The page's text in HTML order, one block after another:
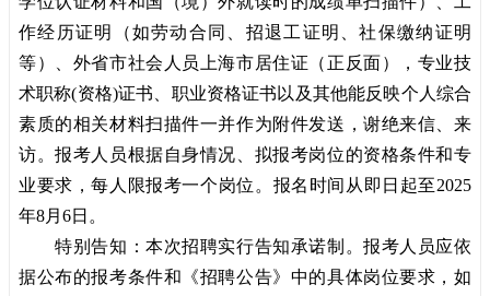
作经历证明（如劳动合同、招退工证明、社保缴纳证明
等）、外省市社会人员上海市居住证（正反面），专业技
术职称(资格)证书、职业资格证书以及其他能反映个人综合
素质的相关材料扫描件一并作为附件发送，谢绝来信、来
访。报考人员根据自身情况、拟报考岗位的资格条件和专
业要求，每人限报考一个岗位。报名时间从即日起至2025
年8月6日。
特别告知：本次招聘实行告知承诺制。报考人员应依
据公布的报考条件和《招聘公告》中的具体岗位要求，如